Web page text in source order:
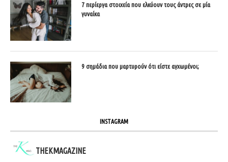
7 περίεργα στοιχεία που ελκύουν τους άντρες σε μία
γυναίκα
9 σημάδια που μαρτυρούν ότι είστε αγχωμένοι;
INSTAGRAM
THEKMAGAZINE